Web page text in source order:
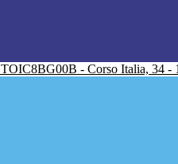
TOIC8BG00B - Corso Italia, 34 -